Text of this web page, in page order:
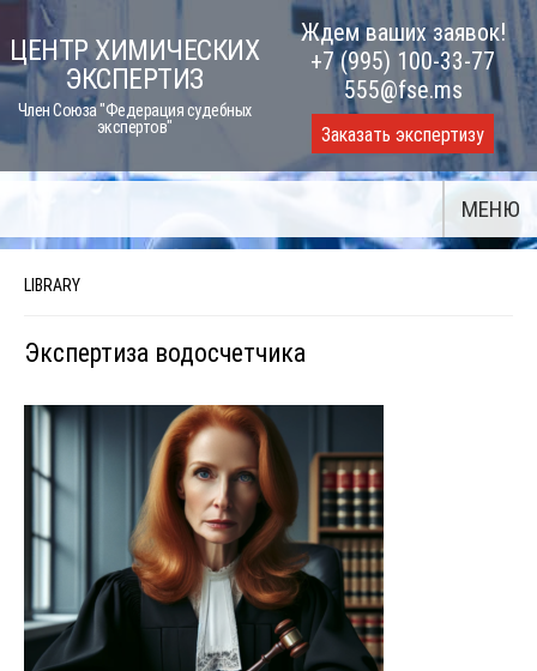
Skip
to
content
ЦЕНТР ХИМИЧЕСКИХ
ЭКСПЕРТИЗ
Член Союза "Федерация судебных
экспертов"
Ждем ваших заявок!
+7 (995) 100-33-77
555@fse.ms
Заказать экспертизу
МЕНЮ
LIBRARY
Экспертиза водосчетчика